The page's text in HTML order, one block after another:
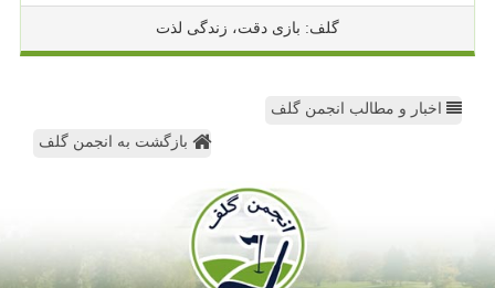
گلف: بازی دقت، زندگی لذت
اخبار و مطالب انجمن گلف
بازگشت به انجمن گلف